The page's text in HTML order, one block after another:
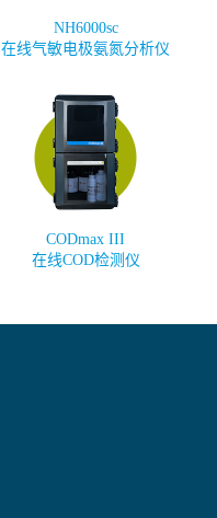
NH6000sc
在线气敏电极氨氮分析仪
CODmax III
在线COD检测仪